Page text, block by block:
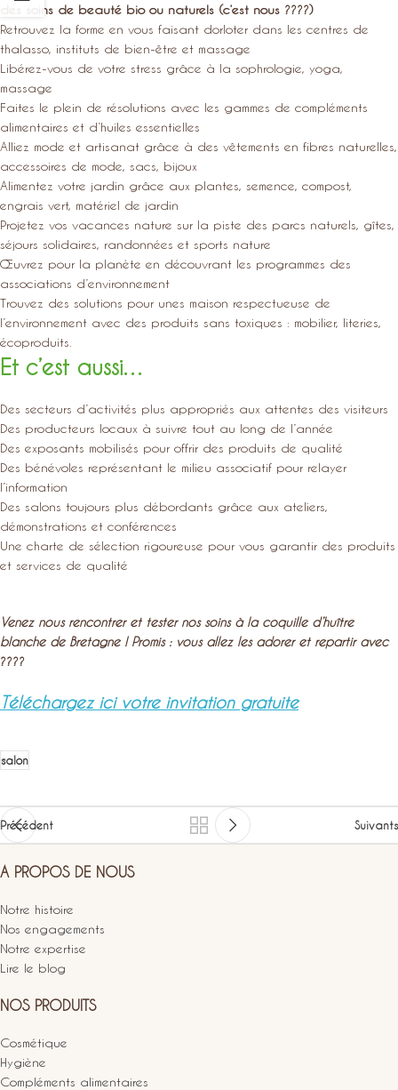
des soins de beauté bio ou naturels (c’est nous ????)
Retrouvez la forme en vous faisant dorloter dans les centres de
thalasso, instituts de bien-être et massage
Libérez-vous de votre stress grâce à la sophrologie, yoga,
massage
Faites le plein de résolutions avec les gammes de compléments
alimentaires et d’huiles essentielles
Alliez mode et artisanat grâce à des vêtements en fibres naturelles,
accessoires de mode, sacs, bijoux
Alimentez votre jardin grâce aux plantes, semence, compost,
engrais vert, matériel de jardin
Projetez vos vacances nature sur la piste des parcs naturels, gîtes,
séjours solidaires, randonnées et sports nature
Œuvrez pour la planète en découvrant les programmes des
associations d’environnement
Trouvez des solutions pour unes maison respectueuse de
l’environnement avec des produits sans toxiques : mobilier, literies,
écoproduits.
Et c’est aussi…
Des secteurs d’activités plus appropriés aux attentes des visiteurs
Des producteurs locaux à suivre tout au long de l’année
Des exposants mobilisés pour offrir des produits de qualité
Des bénévoles représentant le milieu associatif pour relayer
l’information
Des salons toujours plus débordants grâce aux ateliers,
démonstrations et conférences
Une charte de sélection rigoureuse pour vous garantir des produits
et services de qualité
Venez nous rencontrer et tester nos soins à la coquille d’huître
blanchede Bretagne ! Promis : vous allez les adorer et repartir avec
????
Téléchargez ici votre invitation gratuite
salon
Précédent Suivants
A PROPOS DE NOUS
Notre histoire
Nos engagements
Notre expertise
Lire le blog
NOS PRODUITS
Cosmétique
Hygiène
Compléments alimentaires